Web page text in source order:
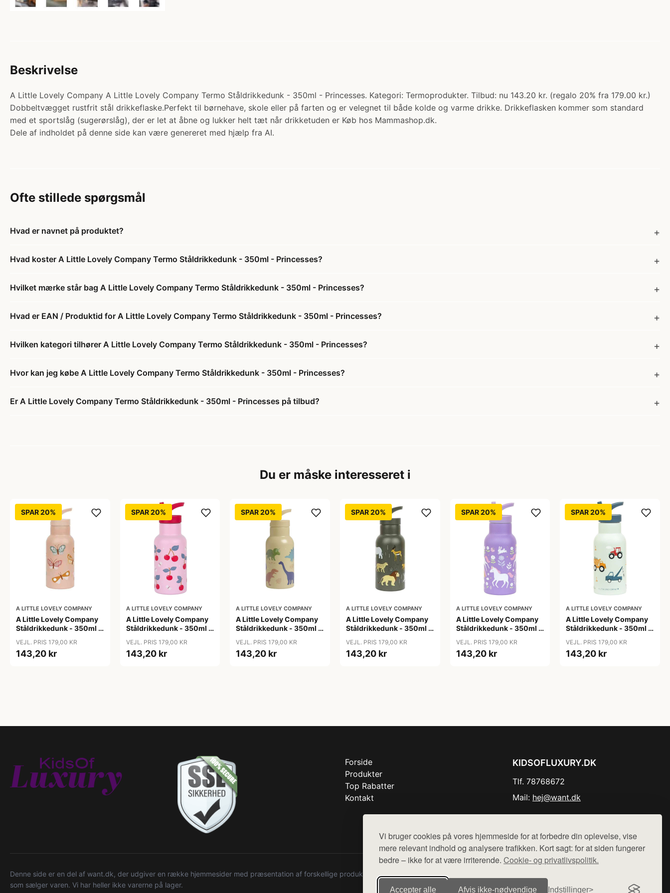
Vi bruger cookies på vores hjemmeside for at forbedre din oplevelse, vise
mere relevant indhold og analysere trafikken. Kort sagt: for at siden fungerer
bedre – ikke for at være irriterende. Cookie- og privatlivspolitik.
Accepter alle Afvis ikke‑nødvendige Indstillinger
Beskrivelse
A Little Lovely Company A Little Lovely Company Termo Ståldrikkedunk - 350ml - Princesses. Kategori: Termoprodukter. Tilbud: nu 143.20 kr. (regalo 20% fra 179.00 kr.)
Dobbeltvægget rustfrit stål drikkeflaske.Perfekt til børnehave, skole eller på farten og er velegnet til både kolde og varme drikke. Drikkeflasken kommer som standard
med et sportslåg (sugerørslåg), der er let at åbne og lukker helt tæt når drikketuden er Køb hos Mammashop.dk.
Dele af indholdet på denne side kan være genereret med hjælp fra AI.
Ofte stillede spørgsmål
Hvad er navnet på produktet?
Hvad koster A Little Lovely Company Termo Ståldrikkedunk - 350ml - Princesses?
Hvilket mærke står bag A Little Lovely Company Termo Ståldrikkedunk - 350ml - Princesses?
Hvad er EAN / Produktid for A Little Lovely Company Termo Ståldrikkedunk - 350ml - Princesses?
Hvilken kategori tilhører A Little Lovely Company Termo Ståldrikkedunk - 350ml - Princesses?
Hvor kan jeg købe A Little Lovely Company Termo Ståldrikkedunk - 350ml - Princesses?
Er A Little Lovely Company Termo Ståldrikkedunk - 350ml - Princesses på tilbud?
Du er måske interesseret i
SPAR 20%
A LITTLE LOVELY COMPANY
A Little Lovely Company
Ståldrikkedunk - 350ml -
VEJL. PRIS 179,00 KR
143,20 kr
SPAR 20%
A LITTLE LOVELY COMPANY
A Little Lovely Company
Ståldrikkedunk - 350ml -
VEJL. PRIS 179,00 KR
143,20 kr
SPAR 20%
A LITTLE LOVELY COMPANY
A Little Lovely Company
Ståldrikkedunk - 350ml -
VEJL. PRIS 179,00 KR
143,20 kr
SPAR 20%
A LITTLE LOVELY COMPANY
A Little Lovely Company
Ståldrikkedunk - 350ml -
VEJL. PRIS 179,00 KR
143,20 kr
SPAR 20%
A LITTLE LOVELY COMPANY
A Little Lovely Company
Ståldrikkedunk - 350ml -
VEJL. PRIS 179,00 KR
143,20 kr
SPAR 20%
A LITTLE LOVELY COMPANY
A Little Lovely Company
Ståldrikkedunk - 350ml -
VEJL. PRIS 179,00 KR
143,20 kr
Forside
Produkter
Top Rabatter
Kontakt
KIDSOFLUXURY.DK
Tlf. 78768672
Mail: hej@want.dk
Denne side er en del af want.dk, der udgiver en række hjemmesider med præsentation af forskellige produkter fra diverse webshops. Der sælges ikke varer fra denne side - vi henviser til de shops,
som sælger varen. Vi har heller ikke varerne på lager.